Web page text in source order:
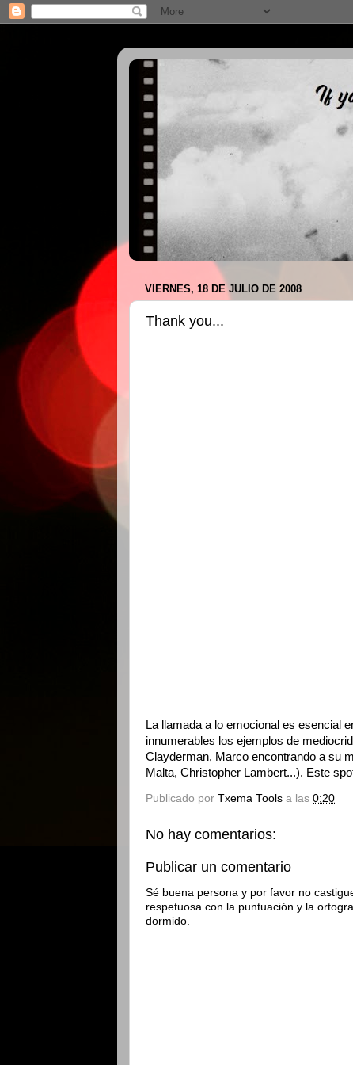
VIERNES, 18 DE JULIO DE 2008
Thank you...
La llamada a lo emocional es esencial
innumerables los ejemplos de
Clayderman, Marco encontrando a su
Malta, Christopher Lambert...). Este
Publicado por Txema Tools a las 0:20
No hay comentarios:
Publicar un comentario
Sé buena persona y por favor no
respetuosa con la puntuación y la
dormido.